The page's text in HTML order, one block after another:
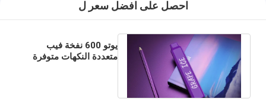
احصل على افضل سعر ل
يوتو 600 نفخة فيب
متعددة النكهات متوفرة